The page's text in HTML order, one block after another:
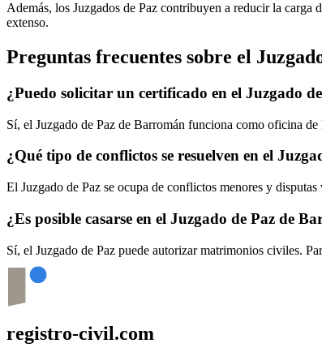
Además, los Juzgados de Paz contribuyen a reducir la carga
extenso.
Preguntas frecuentes sobre el
¿Puedo solicitar un certificado en el Juzgado
Sí, el Juzgado de Paz de Barromán funciona como oficina
¿Qué tipo de conflictos se resuelven en el
El Juzgado de Paz se ocupa de conflictos menores y
¿Es posible casarse en el Juzgado de Paz de
Sí, el Juzgado de Paz puede autorizar matrimonios civiles.
registro-civil.com